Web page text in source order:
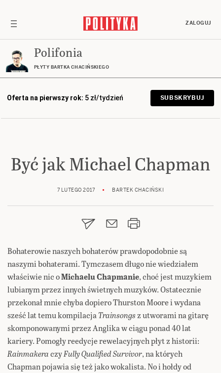
ZALOGUJ
Polifonia
PŁYTY BARTKA CHACIŃSKIEGO
Oferta na pierwszy rok: 5 zł/tydzień SUBSKRYBUJ
Być jak Michael Chapman
7 LUTEGO 2017 BARTEK CHACIŃSKI
Bohaterowie naszych bohaterów prawdopodobnie są
naszymi bohaterami. Tymczasem długo nie wiedziałem
właściwie nic oMichaelu Chapmanie, choć jest muzykiem
lubianym przez innych świetnych muzyków. Ostatecznie
przekonał mnie chyba dopiero Thurston Moore i wydana
sześć lat temu kompilacjaTrainsongsz utworami na gitarę
skomponowanymi przez Anglika w ciągu ponad 40 lat
kariery. Pomogły reedycje rewelacyjnych płyt z historii:
RainmakeraczyFully Qualified Survivor, na których
Chapman pojawia się też jako wokalista. No i hołdy od